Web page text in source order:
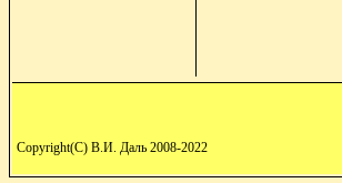
Copyright(C) В.И. Даль 2008-2022